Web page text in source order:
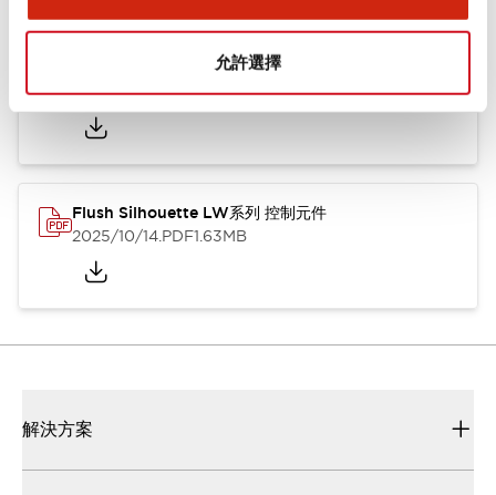
允許選擇
Flush Silhouette LW系列 控制元件 (英文版)
2025/09/19.PDF1.23MB
Flush Silhouette LW系列 控制元件
2025/10/14.PDF1.63MB
解決方案